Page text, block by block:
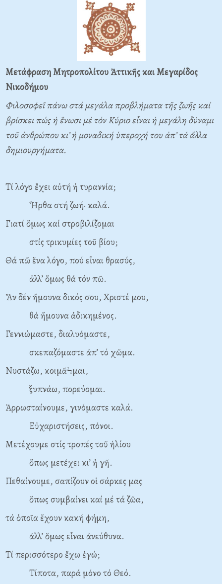
Μετάφραση Μητροπολίτου Ἀττικῆς και Μεγαρίδος
Νικοδήμου
Φιλοσοφεῖ πάνω στά μεγάλα προβλήματα τῆς ζωῆς καί
βρίσκει πώς ἡ ἕνωσι μέ τόν Κύριο εἶναι ἡ μεγάλη δύναμι
τοῦ ἀνθρώπου κι’ ἡ μοναδική ὑπεροχή του ἀπ’ τά ἄλλα
δημιουργήματα.
Τί λόγο ἔχει αὐτή ἡ τυραννία;
Ἦρθα στή ζωή· καλά.
Γιατί ὅμως καί στροβιλίζομαι
στίς τρικυμίες τοῦ βίου;
Θά πῶ ἕνα λόγο, πού εἶναι θρασύς,
ἀλλ’ ὅμως θά τόν πῶ.
Ἄν δέν ἤμουνα δικός σου, Χριστέ μου,
θά ἤμουνα ἀδικημένος.
Γεννιώμαστε, διαλυόμαστε,
σκεπαζόμαστε ἀπ’ τό χῶμα.
Νυστάζω, κοιμᾶϞμαι,
ξυπνάω, πορεύομαι.
Ἀρρωσταίνουμε, γινόμαστε καλά.
Εὐχαριστήσεις, πόνοι.
Μετέχουμε στίς τροπές τοῦ ἡλίου
ὅπως μετέχει κι’ ἡ γῆ.
Πεθαίνουμε, σαπίζουν οἱ σάρκες μας
ὅπως συμβαίνει καί μέ τά ζῶα,
τά ὁποῖα ἔχουν κακή φήμη,
ἀλλ’ ὅμως εἶναι ἀνεύθυνα.
Τί περισσότερο ἔχω ἐγώ;
Τίποτα, παρά μόνο τό Θεό.